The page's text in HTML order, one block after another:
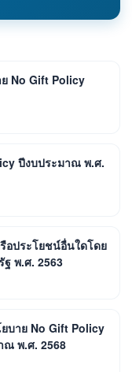
No Gift Policy
ปีงบประมาณ พ.ศ.
อประโยชน์อื่นใดโดย
ฐ พ.ศ. 2563
บาย No Gift Policy
ณ พ.ศ. 2568